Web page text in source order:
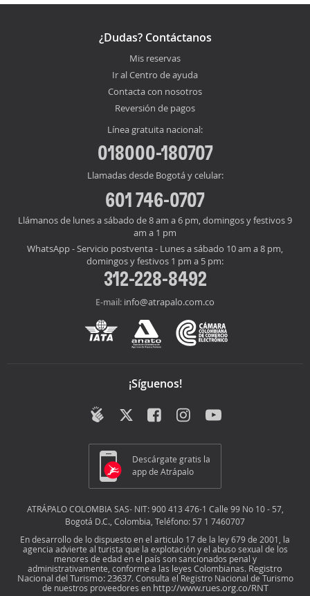
¿Dudas? Contáctanos
Mis reservas
Ir al Centro de ayuda
Contacta con nosotros
Reversión de pagos
Línea gratuita nacional:
018000-180707
Llamadas desde Bogotá y celular:
601 746-0707
Llámanos de lunes a sábado de 8 am a 6 pm, domingos y festivos 9
am a 1 pm
WhatsApp - Servicio postventa - Lunes a sábado 10 am a 8 pm,
domingos y festivos 1 pm a 5 pm:
312-228-8492
E-mail: info@atrapalo.com.co
¡Síguenos!
Descárgate gratis la
app de Atrápalo
ATRÁPALO COLOMBIA SAS- NIT: 900 413 476-1 Calle 99 No 10 - 57,
Bogotá D.C., Colombia, Teléfono: 57 1 7460707
En desarrollo de lo dispuesto en el articulo 17 de la ley 679 de 2001, la
agencia advierte al turista que la explotación y el abuso sexual de los
menores de edad en el país son sancionados penal y
administrativamente, conforme a las leyes Colombianas. Registro
Nacional del Turismo: 23637. Consulta el Registro Nacional de Turismo
de nuestros proveedores en http://www.rues.org.co/RNT